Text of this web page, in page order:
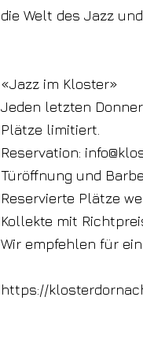
die Welt des Jazz
«Jazz im Kloster»
Jeden letzten
Plätze limitiert.
Reservation:
Türöffnung und
Reservierte Plätze
Kollekte mit
Wir empfehlen für
https://